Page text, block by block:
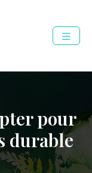
pour
durable